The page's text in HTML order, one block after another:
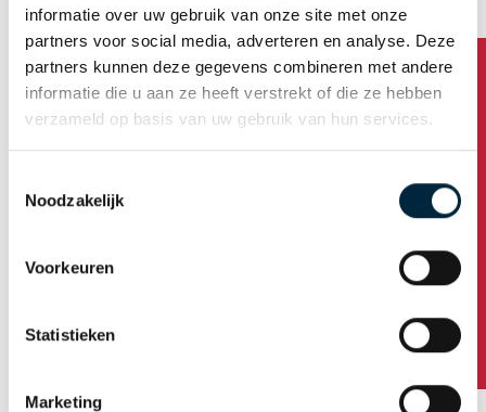
informatie over uw gebruik van onze site met onze
partners voor social media, adverteren en analyse. Deze
partners kunnen deze gegevens combineren met andere
informatie die u aan ze heeft verstrekt of die ze hebben
verzameld op basis van uw gebruik van hun services.
Noodzakelijk
Voorkeuren
Statistieken
Marketing
Haben Sie Fragen?
Firmenanschrift
Name der Firma
Adresse